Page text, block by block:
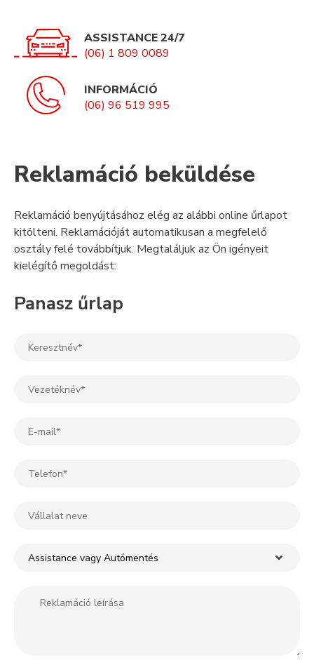
ASSISTANCE 24/7
(06) 1 809 0089
INFORMÁCIÓ
(06) 96 519 995
Reklamáció beküldése
Reklamáció benyújtásához elég az alábbi online űrlapot
kitölteni. Reklamációját automatikusan a megfelelő
osztály felé továbbítjuk. Megtaláljuk az Ön igényeit
kielégítő megoldást:
Panasz űrlap